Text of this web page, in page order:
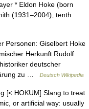
* Eldon Hoke (born
(1931–2004), tenth
Personen: Giselbert Hoke
Herkunft Rudolf
deutscher
zu …
Deutsch Wikipedia
[< HOKUM] Slang to treat
or artificial way: usually